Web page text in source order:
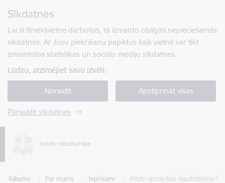
Sīkdatnes
Lai šī tīmekļvietne darbotos, tā izmanto obligāti nepieciešamās
sīkdatnes. Ar Jūsu piekrišanu papildus šajā vietnē var tikt
izmantotas statistikas un sociālo mediju sīkdatnes.
Lūdzu, atzīmējiet savu izvēli:
Noraidīt Apstiprināt visas
Pārvaldīt sīkdatnes
Sākums Par mums Iepirkumi Pilotu apmācības daudzdzinēju